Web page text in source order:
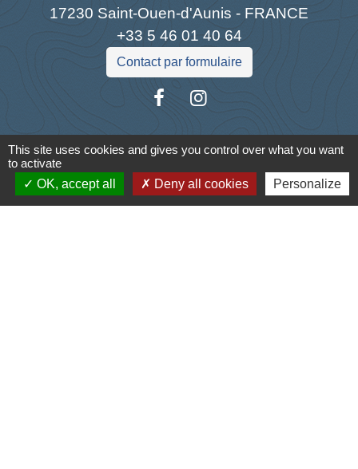
17230 Saint-Ouen-d'Aunis - FRANCE
+33 5 46 01 40 64
Contact par formulaire
Liens
This site uses cookies and gives you control over what you want
to activate
OK, accept all
Deny all cookies Personalize